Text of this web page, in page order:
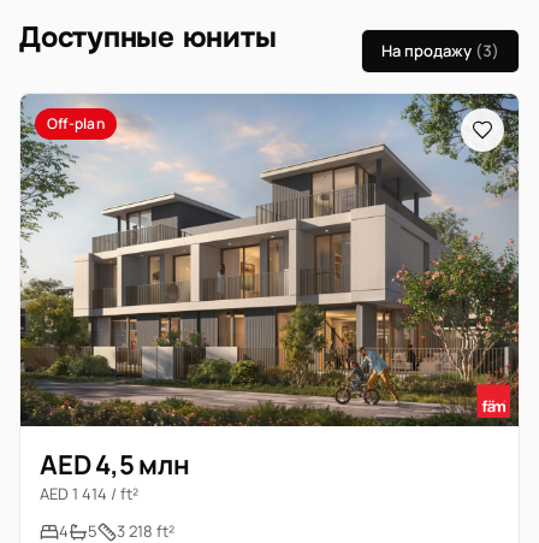
Доступные юниты На продажу (3)
Off-plan
AED 4,5 млн
AED 1 414 / ft²
4
5 3 218 ft²